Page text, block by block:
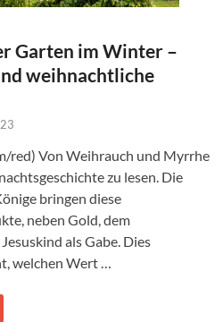
Garten im Winter –
weihnachtliche
red) Von Weihrauch und Myrrhe
zu lesen. Die
bringen diese
neben Gold, dem
als Gabe. Dies
welchen Wert …